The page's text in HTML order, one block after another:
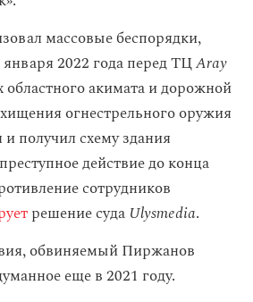
массовые беспорядки,
2022 года перед ТЦAray
областного акимата и дорожной
огнестрельного оружия
и получил схему здания
действие до конца
сотрудников
решение суда Ulysmedia.
обвиняемый Пиржанов
еще в 2021 году.